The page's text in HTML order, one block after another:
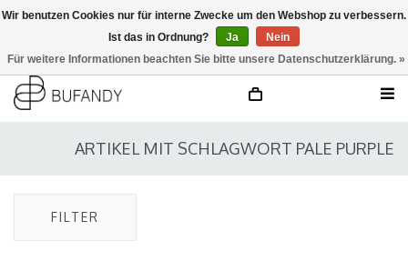
ARTIKEL MIT SCHLAGWORT PALE PURPLE
FILTER
Wir benutzen Cookies nur für interne Zwecke um den Webshop zu verbessern.
Ist das in Ordnung?
Ja
Nein
Für weitere Informationen beachten Sie bitte unsere Datenschutzerklärung. »